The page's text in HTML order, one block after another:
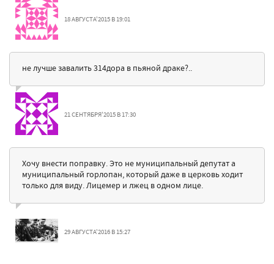
18 АВГУСТА'2015 В 19:01
не лучше завалить 314дора в пьяной драке?..
21 СЕНТЯБРЯ'2015 В 17:30
Хочу внести поправку. Это не муниципальный депутат а
муниципальный горлопан, который даже в церковь ходит
только для виду. Лицемер и лжец в одном лице.
29 АВГУСТА'2016 В 15:27